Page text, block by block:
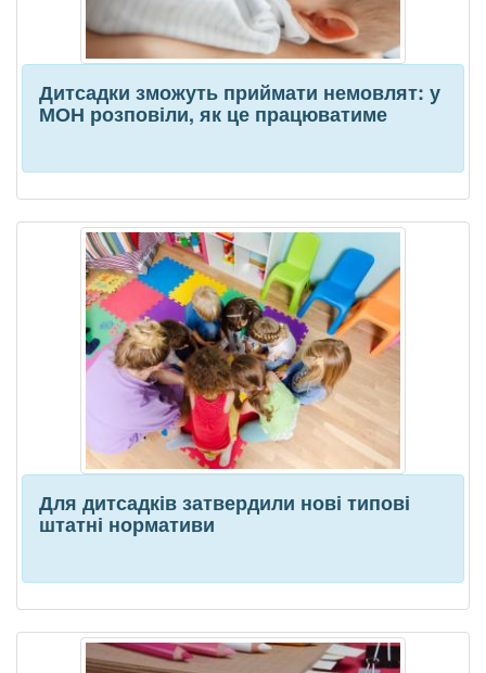
Дитсадки зможуть приймати немовлят: у
МОН розповіли, як це працюватиме
Для дитсадків затвердили нові типові
штатні нормативи